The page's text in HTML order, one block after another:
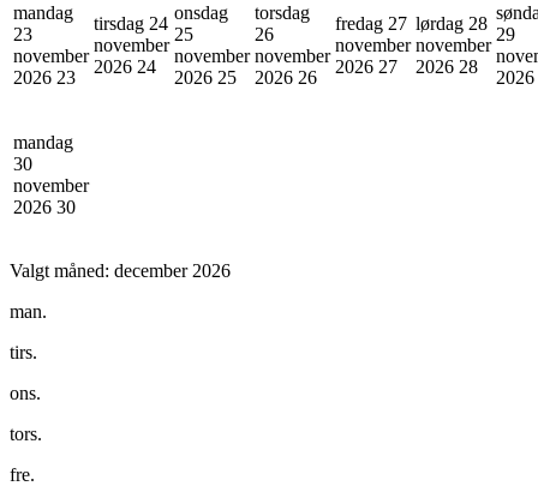
mandag
23
november
2026 23
tirsdag 24
november
2026 24
onsdag
25
november
2026 25
torsdag
26
november
2026 26
fredag 27
november
2026 27
lørdag 28
november
2026 28
29
2026
mandag
30
november
2026 30
Valgt måned: december 2026
man.
tirs.
ons.
tors.
fre.